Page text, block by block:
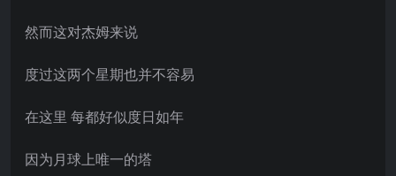
然而这对杰姆来说
度过这两个星期也并不容易
在这里 每都好似度日如年
因为月球上唯一的塔